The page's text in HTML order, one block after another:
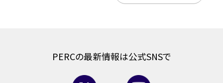
PERCの最新情報は公式SNSで